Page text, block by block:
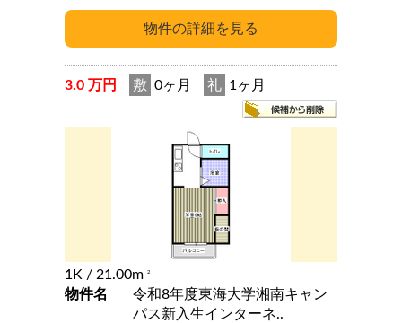
3.0 万円 敷 0ヶ月 礼 1ヶ月
1K / 21.00m 2
物件名
令和8年度東海大学湘南キャン
パス新入生インターネ..